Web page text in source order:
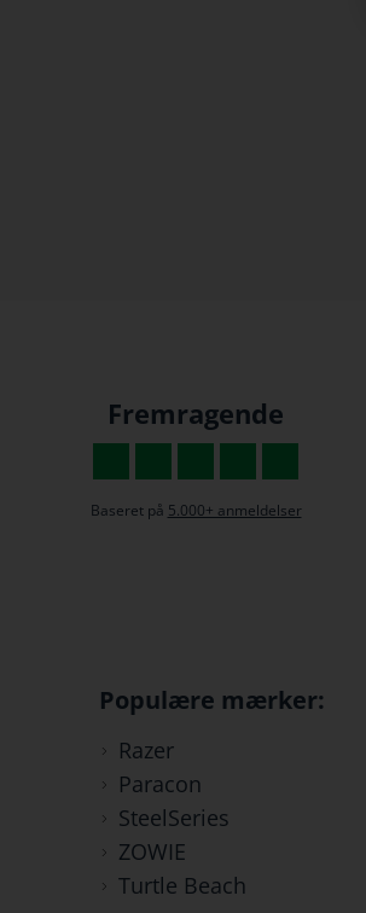
Fremragende
Baseret på 5.000+ anmeldelser
Hvis jeg kunne give 6 stjerner.
Fantastisk service og hurtig levering. Der
var desværre en fejl på den gamer stol min
kæreste havde købt til mig...
Populære mærker:
Razer
Paracon
SteelSeries
ZOWIE
Turtle Beach